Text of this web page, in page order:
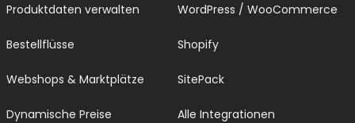
Produktdaten verwalten
Bestellflüsse
Webshops & Marktplätze
Dynamische Preise
WordPress / WooCommerce
Shopify
SitePack
Alle Integrationen